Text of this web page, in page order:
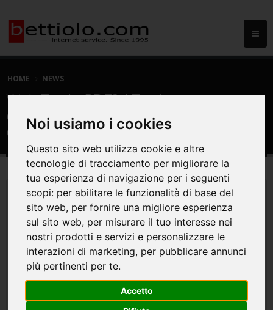
Noi usiamo i cookies
Questo sito web utilizza cookie e altre
tecnologie di tracciamento per migliorare la
tua esperienza di navigazione per i seguenti
scopi: per abilitare le funzionalità di base del
sito web, per fornire una migliore esperienza
sul sito web, per misurare il tuo interesse nei
nostri prodotti e servizi e personalizzare le
interazioni di marketing, per pubblicare annunci
più pertinenti per te.
Accetto
HOME NEWS
Web Tools: PDF24 Tools: crea,
converti, unisci, modifica, firma e
compatta files .pdf